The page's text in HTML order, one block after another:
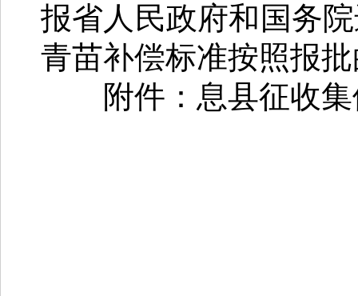
报省人民政府和国务
青苗补偿标准按照报
附件：息县征收集